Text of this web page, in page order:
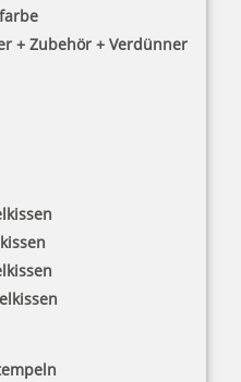
+ Zubehör + Verdünner
U1-12 Uhrzeitstempel,
mm